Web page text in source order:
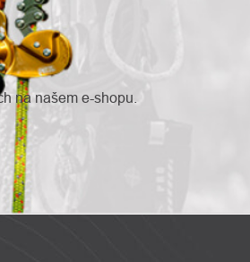
na našem e-shopu.